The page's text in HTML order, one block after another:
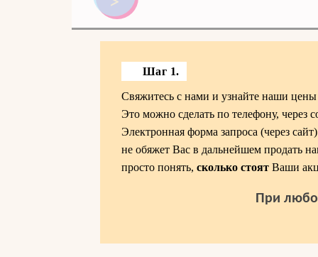
Шаг 1.
Свяжитесь с нами и узнайте наши
Это можно сделать по телефону, через
Электронная форма запроса (через
не обяжет Вас в дальнейшем продать
просто понять, сколько стоятВаши
При